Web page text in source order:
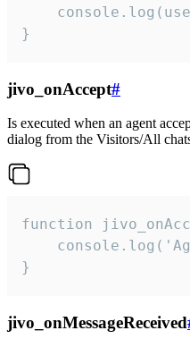
}
jivo_onAccept#
Is executed when an agent
dialog from the Visitors/All
function
}
jivo_onMessageReceived